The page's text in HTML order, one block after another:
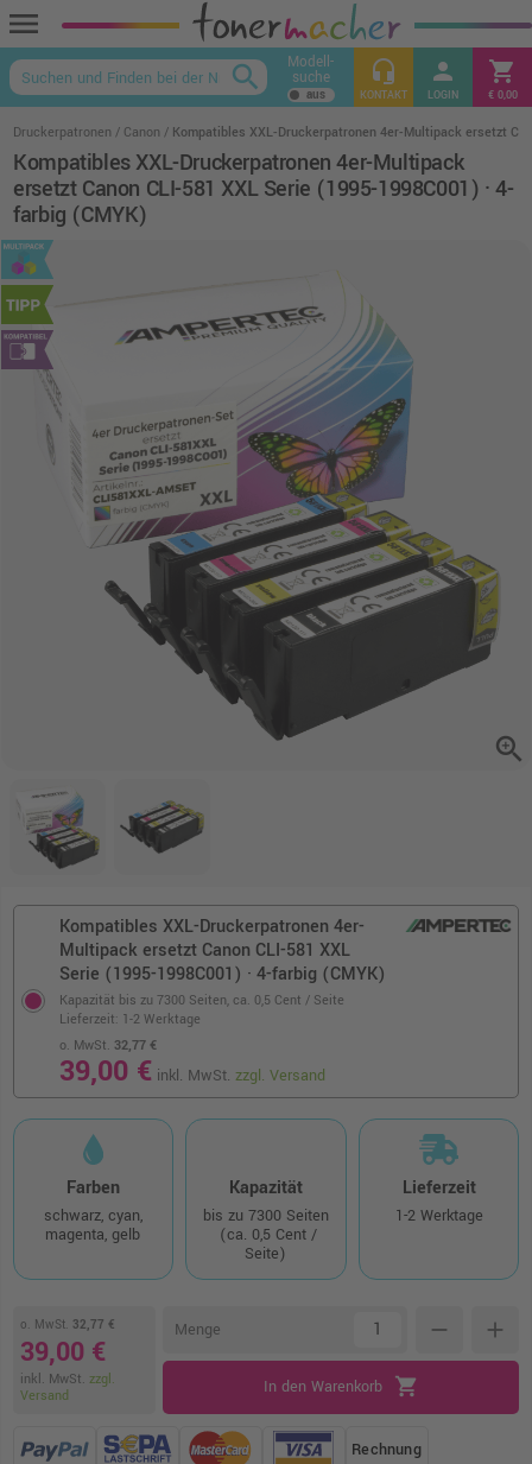
menu
keyboard_arrow_up
search Modell-
suche headset_mic
KONTAKT
person
LOGIN
shopping_cart
€ 0,00
Druckerpatronen Canon Kompatibles XXL-Druckerpatronen 4er-Multipack ersetzt
Kompatibles XXL-Druckerpatronen 4er-Multipack
ersetzt Canon CLI-581 XXL Serie (1995-1998C001) · 4-
farbig (CMYK)
zoom_in
Kompatibles XXL-Druckerpatronen 4er-
Multipack ersetzt Canon CLI-581 XXL
Serie (1995-1998C001) · 4-farbig (CMYK)
Kapazität bis zu 7300 Seiten, ca. 0,5 Cent / Seite
o. MwSt. 32,77 €
39,00 € inkl. MwSt.zzgl. Versand
Lieferzeit: 1-2 Werktage
Farben
schwarz, cyan,
magenta, gelb
Kapazität
bis zu 7300 Seiten
(ca. 0,5 Cent /
Seite)
Lieferzeit
1-2 Werktage
o. MwSt. 32,77 €
39,00 €
inkl. MwSt. zzgl.
Versand
Menge remove add
In den Warenkorb shopping_cart
Rechnung